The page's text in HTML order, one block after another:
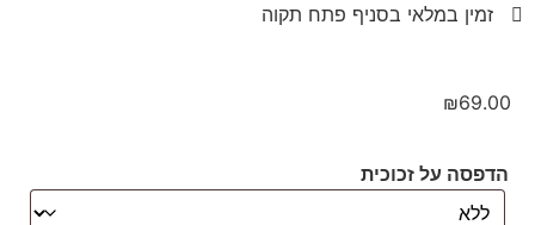
זמין במלאי בסניף פתח תקוה
₪69.00
הדפסה על זכוכית